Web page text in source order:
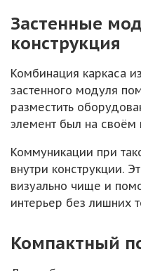
Застенные
конструкция
Комбинация каркаса
застенного модуля
разместить
элемент был на своём
Коммуникации при
внутри конструкции.
визуально чище и
интерьер без лишних
Компактный